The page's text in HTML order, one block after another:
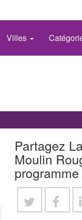
Villes
Partagez
Moulin
programme